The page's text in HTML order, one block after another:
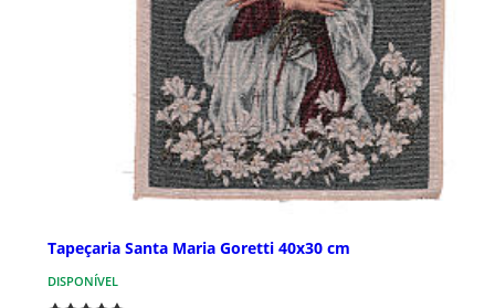
Tapeçaria Santa Maria Goretti 40x30 cm
DISPONÍVEL